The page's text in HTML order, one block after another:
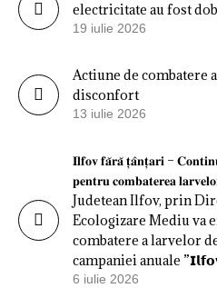
electricitate au fost
19 iulie 2026
Actiune de combatere
disconfort
13 iulie 2026
𝐈𝐥𝐟𝐨𝐯 𝐟𝐚̆𝐫𝐚̆ 𝐭̦𝐚̂𝐧𝐭̦𝐚𝐫𝐢 –
𝐩𝐞𝐧𝐭𝐫𝐮 𝐜𝐨𝐦𝐛𝐚𝐭𝐞𝐫𝐞𝐚
Judetean Ilfov, prin
Ecologizare Mediu va
combatere a larvelor
campaniei anuale
6 iulie 2026